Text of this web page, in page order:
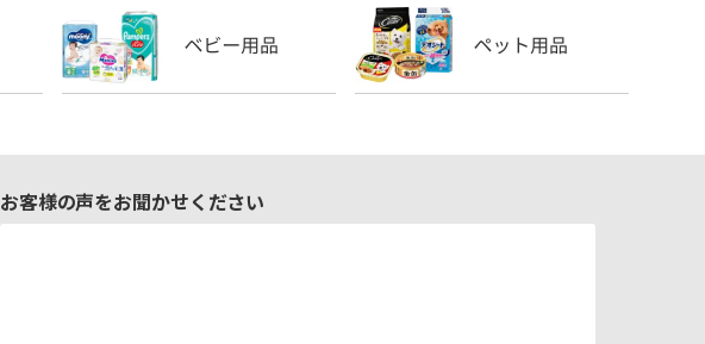
お客様の声をお聞かせください